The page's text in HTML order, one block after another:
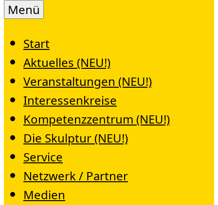
Menü
Start
Aktuelles (NEU!)
Veranstaltungen (NEU!)
Interessenkreise
Kompetenzzentrum (NEU!)
Die Skulptur (NEU!)
Service
Netzwerk / Partner
Medien